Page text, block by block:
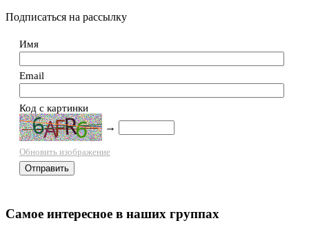
Подписаться на рассылку
Имя
Email
Код с картинки
→
Обновить изображение
Самое интересное в наших группах